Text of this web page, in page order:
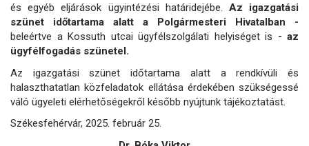
és egyéb eljárások ügyintézési határidejébe. Az igazgatási
szünet időtartama alatt a Polgármesteri Hivatalban -
beleértve a Kossuth utcai ügyfélszolgálati helyiséget is - az
ügyfélfogadás szünetel.
Az igazgatási szünet időtartama alatt a rendkívüli és
halaszthatatlan közfeladatok ellátása érdekében szükségessé
váló ügyeleti elérhetőségekről később nyújtunk tájékoztatást.
Székesfehérvár, 2025. február 25.